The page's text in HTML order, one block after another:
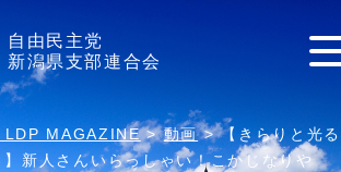
自由民主党
新潟県支部連合会
LDP MAGAZINE>動画>【きらりと光
新人さんいらっしゃい！こかじなりや